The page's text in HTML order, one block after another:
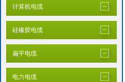
计算机电缆
硅橡胶电缆
扁平电缆
电力电缆